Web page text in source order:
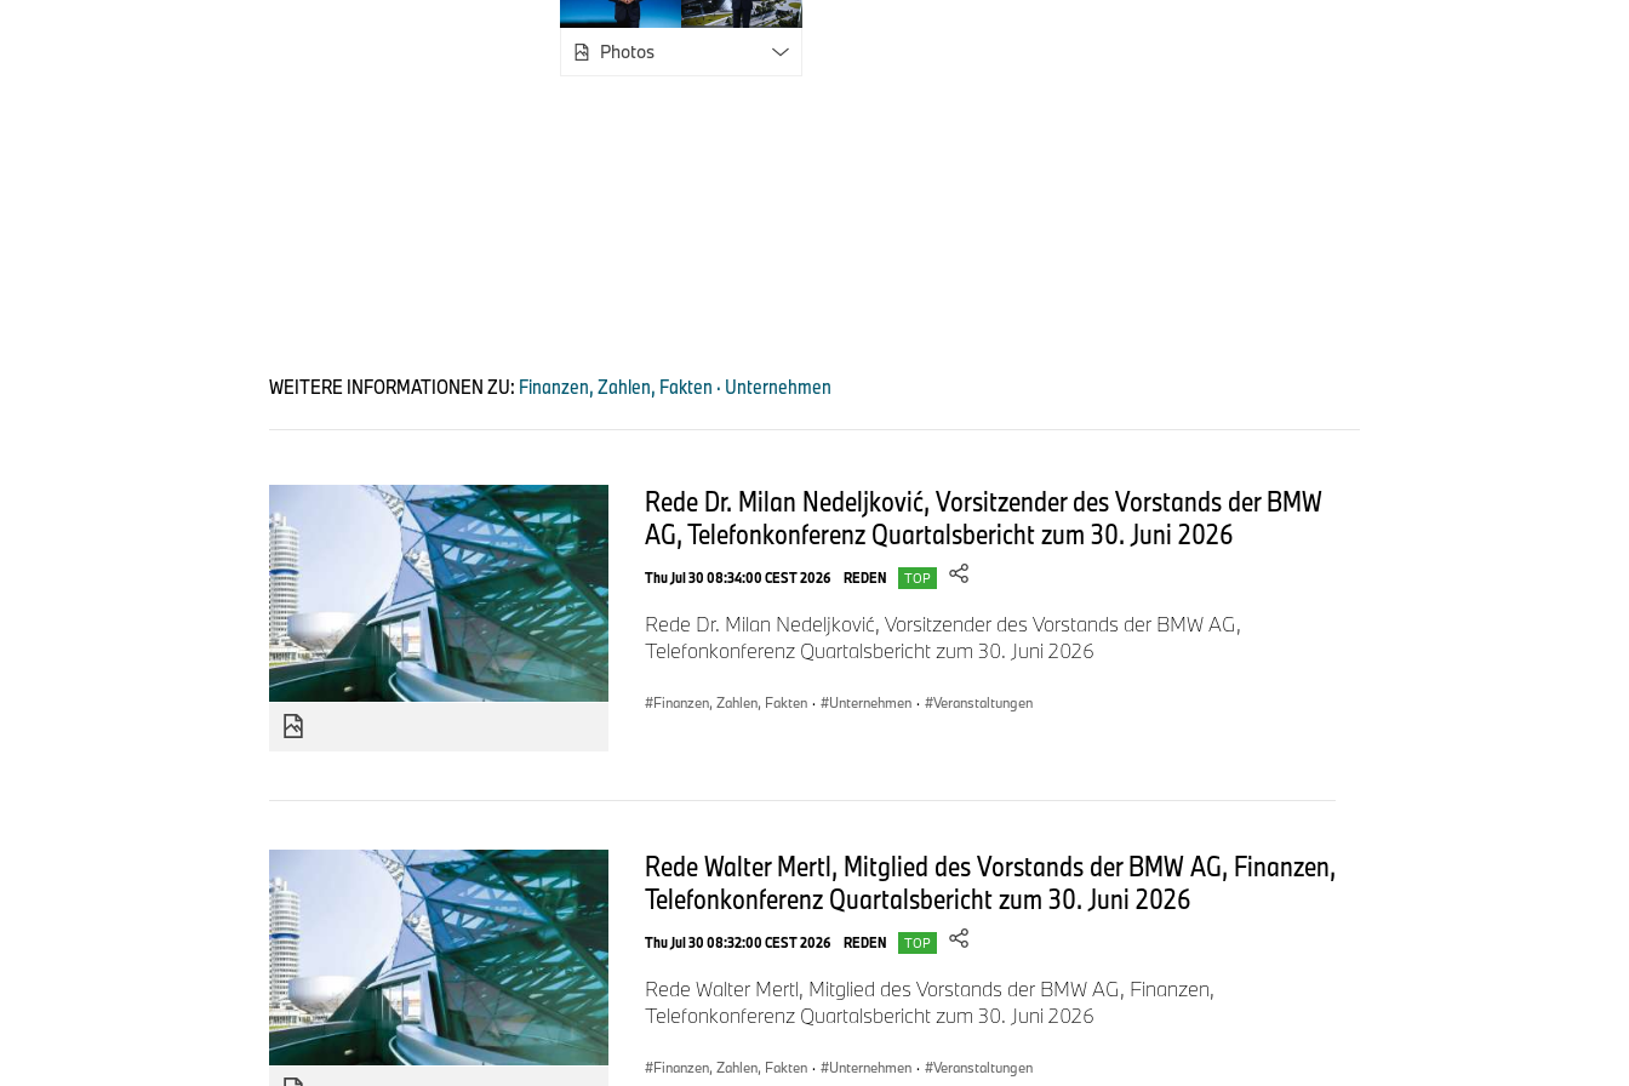
Design. Bei allen Antriebsarten. So wie versprochen! In Summe werden es mehr als 40
Fahrzeuge sein. Bis 2027. Die NEUE KLASSE ist unser Aufbruch in die Zukunft.
2. Das Rennen ist eröffnet:
Die NEUE KLASSE entfaltet ihr Potenzial und begeistert.
Antifragil und zukunftssicher.
Darauf gehe ich ein.
• Unseren Renditekorridor im Segment Automobile.
• Ein Konzernergebnis vor Steuern von über 10 Milliarden Euro.
• Eine um 10 Cent erhöhte Dividende – auf 4,40 Euro. Pro Stammaktie.
Dabei gab es ungünstige Währungseffekte und einen schwierigen Markt in China. Und die
Photos
WEITERE INFORMATIONEN ZU: Finanzen, Zahlen, Fakten · Unternehmen
Rede Dr. Milan Nedeljković, Vorsitzender des Vorstands der BMW
AG, Telefonkonferenz Quartalsbericht zum 30. Juni 2026
Thu Jul 30 08:34:00 CEST 2026 REDEN TOP
Rede Dr. Milan Nedeljković, Vorsitzender des Vorstands der BMW AG,
Telefonkonferenz Quartalsbericht zum 30. Juni 2026
Finanzen, Zahlen, Fakten · Unternehmen · Veranstaltungen
Rede Walter Mertl, Mitglied des Vorstands der BMW AG, Finanzen,
Telefonkonferenz Quartalsbericht zum 30. Juni 2026
Thu Jul 30 08:32:00 CEST 2026 REDEN TOP
Rede Walter Mertl, Mitglied des Vorstands der BMW AG, Finanzen,
Telefonkonferenz Quartalsbericht zum 30. Juni 2026
Finanzen, Zahlen, Fakten · Unternehmen · Veranstaltungen